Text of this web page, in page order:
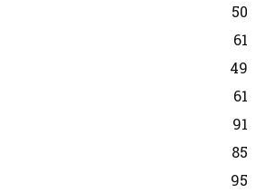
50
61
49
61
91
85
95